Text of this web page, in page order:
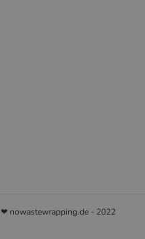
nowastewrapping.de - 2022